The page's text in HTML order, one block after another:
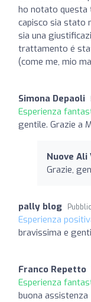
ho notato questa
capisco sia stato
sia una
trattamento é
(come me, mio
Simona Depaoli
Esperienza
gentile. Grazie a
Nuove
Grazie,
pally blog
Esperienza
bravissima e
Franco Repetto
Esperienza
buona assistenza